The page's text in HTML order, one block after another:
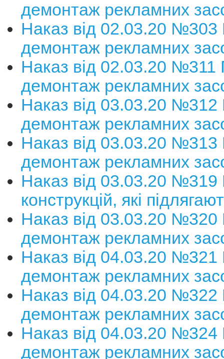
демонтаж рекламних
Наказ від 02.03.20 №303
демонтаж рекламних
Наказ від 02.03.20 №311
демонтаж рекламних
Наказ від 03.03.20 №312
демонтаж рекламних
Наказ від 03.03.20 №313
демонтаж рекламних
Наказ від 03.03.20 №319
конструкцій, які
Наказ від 03.03.20 №320
демонтаж рекламних
Наказ від 04.03.20 №321
демонтаж рекламних
Наказ від 04.03.20 №322
демонтаж рекламних
Наказ від 04.03.20 №324
демонтаж рекламних